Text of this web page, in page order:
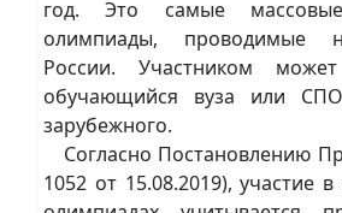
год. Это самые массовые
олимпиады, проводимые
России. Участником
обучающийся вуза или
зарубежного.
Согласно Постановлению
1052 от 15.08.2019), участие